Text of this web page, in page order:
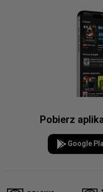
Pobierz
Google